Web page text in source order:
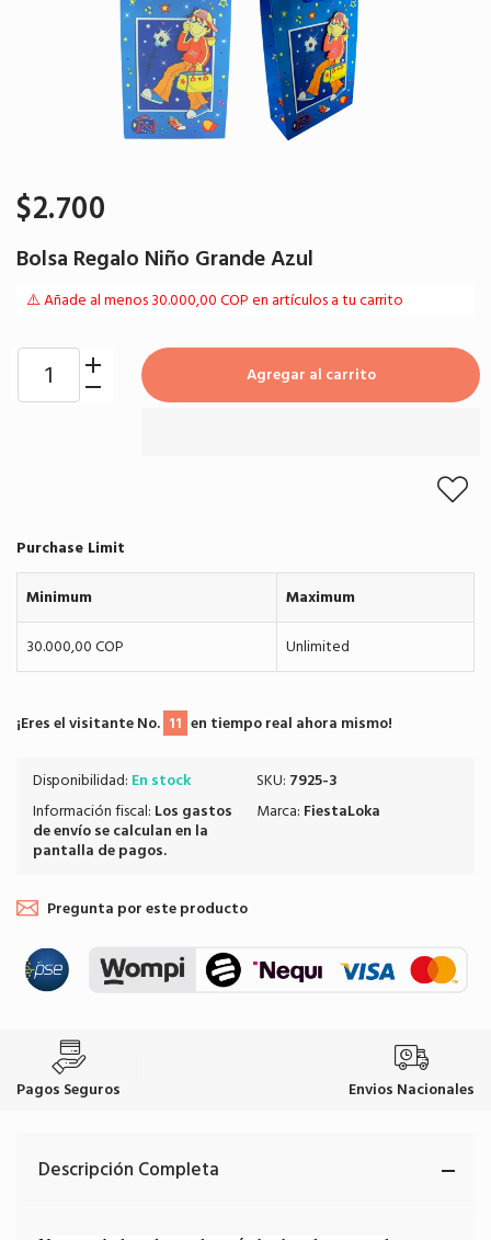
$2.700
Bolsa Regalo Niño Grande Azul
¡Eres el visitante No. 11 en tiempo real ahora mismo!
Disponibilidad: En stock
Información fiscal: Los gastos
de envíose calculan en la
pantalla de pagos.
SKU: 7925-3
Marca: FiestaLoka
⚠️ Añade al menos 30.000,00 COP en artículos a tu carrito
Agregar al carrito
Purchase Limit
Minimum
Maximum
30.000,00 COP
Unlimited
Pregunta por este producto
Pagos Seguros Envios Nacionales
Descripción Completa